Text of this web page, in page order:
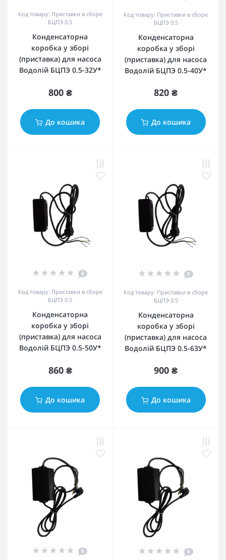
Код товару: Приставки в сборе
БЦПЭ 0.5
Конденсаторна
коробка у зборі
(приставка) для насоса
Водолій БЦПЭ 0.5-32У*
800 ₴
До кошика
Код товару: Приставки в сборе
БЦПЭ 0.5
Конденсаторна
коробка у зборі
(приставка) для насоса
Водолій БЦПЭ 0.5-40У*
820 ₴
До кошика
0
Код товару: Приставки в сборе
БЦПЭ 0.5
Конденсаторна
коробка у зборі
(приставка) для насоса
Водолій БЦПЭ 0.5-50У*
860 ₴
До кошика
0
Код товару: Приставки в сборе
БЦПЭ 0.5
Конденсаторна
коробка у зборі
(приставка) для насоса
Водолій БЦПЭ 0.5-63У*
900 ₴
До кошика
0 0